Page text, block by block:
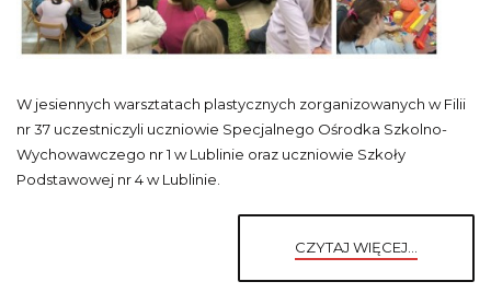
W jesiennych warsztatach plastycznych zorganizowanych w Filii
nr 37 uczestniczyli uczniowie Specjalnego Ośrodka Szkolno-
Wychowawczego nr 1 w Lublinie oraz uczniowie Szkoły
Podstawowej nr 4 w Lublinie.
CZYTAJ WIĘCEJ...